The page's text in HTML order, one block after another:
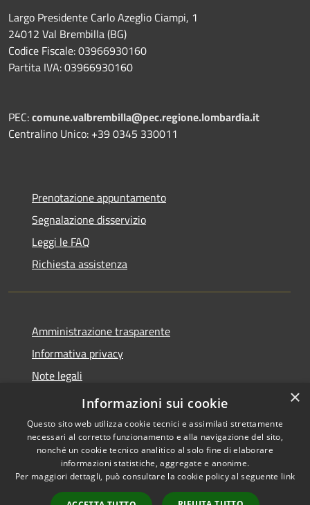
Largo Presidente Carlo Azeglio Ciampi, 1
24012 Val Brembilla (BG)
Codice Fiscale: 03966930160
Partita IVA: 03966930160
PEC:comune.valbrembilla@pec.regione.lombardia.it
Centralino Unico: +39 0345 330011
Prenotazione appuntamento
Segnalazione disservizio
Leggi le FAQ
Richiesta assistenza
Amministrazione trasparente
Informativa privacy
Note legali
Dichiarazione di accessibilità
Accessibilità
Copyright © 2026 • Comune di
Val Brembilla • Powered by
Municipium• Accesso
×
Informazioni sui cookie
Questo sito web utilizza cookie tecnici e assimilati strettamente
necessari al corretto funzionamento e alla navigazione del sito,
nonché un cookie tecnico analitico al solo fine di elaborare
informazioni statistiche, aggregate e anonime.
Per maggiori dettagli, può consultare la cookie policy al seguente link